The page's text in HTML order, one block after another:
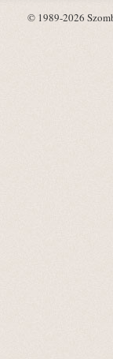
© 1989-2026